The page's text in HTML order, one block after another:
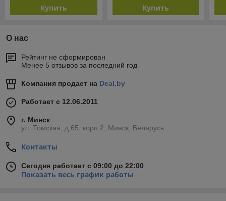
Купить Купить
О нас
Рейтинг не сформирован
Менее 5 отзывов за последний год
Компания продает на Deal.by
Работает с 12.06.2011
г. Минск
ул. Томская, д.65, корп.2, Минск, Беларусь
Контакты
Сегодня работает с 09:00 до 22:00
Показать весь график работы